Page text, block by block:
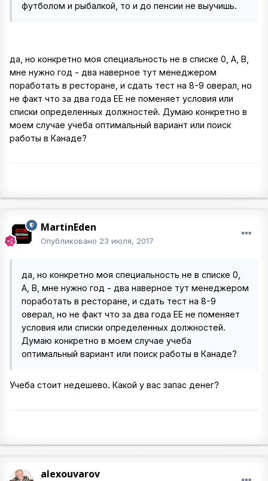
футболом и рыбалкой, то и до пенсии не выучишь.
да, но конкретно моя специальность не в списке 0, А, В,
мне нужно год - два наверное тут менеджером
поработать в ресторане, и сдать тест на 8-9 оверал, но
не факт что за два года ЕЕ не поменяет условия или
списки определенных должностей. Думаю конкретно в
моем случае учеба оптимальный вариант или поиск
работы в Канаде?
MartinEden
Опубликовано 23 июля, 2017
да, но конкретно моя специальность не в списке 0,
А, В, мне нужно год - два наверное тут менеджером
поработать в ресторане, и сдать тест на 8-9
оверал, но не факт что за два года ЕЕ не поменяет
условия или списки определенных должностей.
Думаю конкретно в моем случае учеба
оптимальный вариант или поиск работы в Канаде?
Учеба стоит недешево. Какой у вас запас денег?
alexouvarov